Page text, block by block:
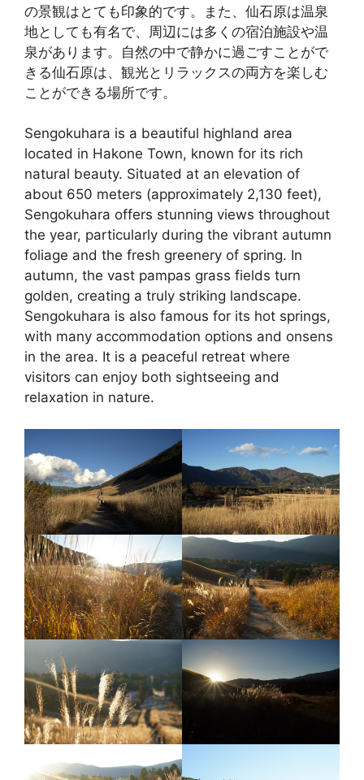
の景観はとても印象的です。また、仙石原は温泉
地としても有名で、周辺には多くの宿泊施設や温
泉があります。自然の中で静かに過ごすことがで
きる仙石原は、観光とリラックスの両方を楽しむ
ことができる場所です。
Sengokuhara is a beautiful highland area
located in Hakone Town, known for its rich
natural beauty. Situated at an elevation of
about 650 meters (approximately 2,130 feet),
Sengokuhara offers stunning views throughout
the year, particularly during the vibrant autumn
foliage and the fresh greenery of spring. In
autumn, the vast pampas grass fields turn
golden, creating a truly striking landscape.
Sengokuhara is also famous for its hot springs,
with many accommodation options and onsens
in the area. It is a peaceful retreat where
visitors can enjoy both sightseeing and
relaxation in nature.